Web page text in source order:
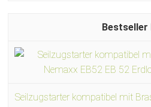
Seilzugstarter kompatibel mit